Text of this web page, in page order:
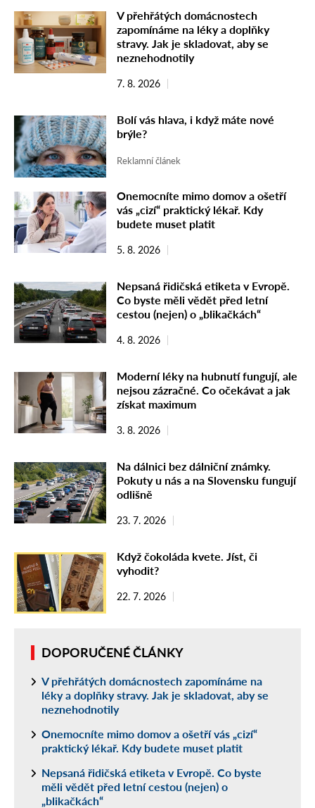
V přehřátých domácnostech
zapomínáme na léky a doplňky
stravy. Jak je skladovat, aby se
neznehodnotily
7. 8. 2026
Bolí vás hlava, i když máte nové
brýle?
Reklamní článek
Onemocníte mimo domov a ošetří
vás „cizí“ praktický lékař. Kdy
budete muset platit
5. 8. 2026
Nepsaná řidičská etiketa v Evropě.
Co byste měli vědět před letní
cestou (nejen) o „blikačkách“
4. 8. 2026
Moderní léky na hubnutí fungují, ale
nejsou zázračné. Co očekávat a jak
získat maximum
3. 8. 2026
Na dálnici bez dálniční známky.
Pokuty u nás a na Slovensku fungují
odlišně
23. 7. 2026
Když čokoláda kvete. Jíst, či
vyhodit?
22. 7. 2026
DOPORUČENÉ ČLÁNKY
V přehřátých domácnostech zapomínáme na
léky a doplňky stravy. Jak je skladovat, aby se
neznehodnotily
Onemocníte mimo domov a ošetří vás „cizí“
praktický lékař. Kdy budete muset platit
Nepsaná řidičská etiketa v Evropě. Co byste
měli vědět před letní cestou (nejen) o
„blikačkách“